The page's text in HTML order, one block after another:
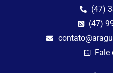
(47)
(47)
Fale